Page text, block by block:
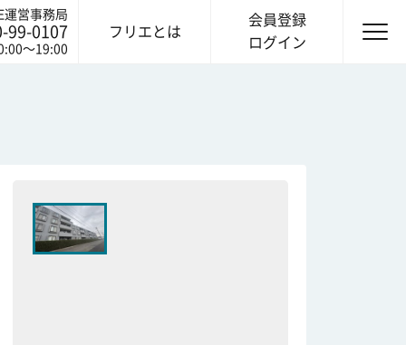
運営事務局
99-0107
〜19:00
フリエとは
会員登録
ログイン